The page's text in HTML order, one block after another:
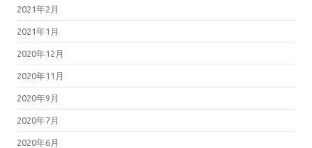
2021年2月
2021年1月
2020年12月
2020年11月
2020年9月
2020年7月
2020年6月